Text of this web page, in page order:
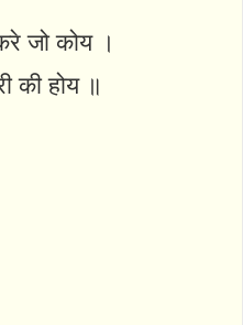
जो कोय ।
की होय ॥